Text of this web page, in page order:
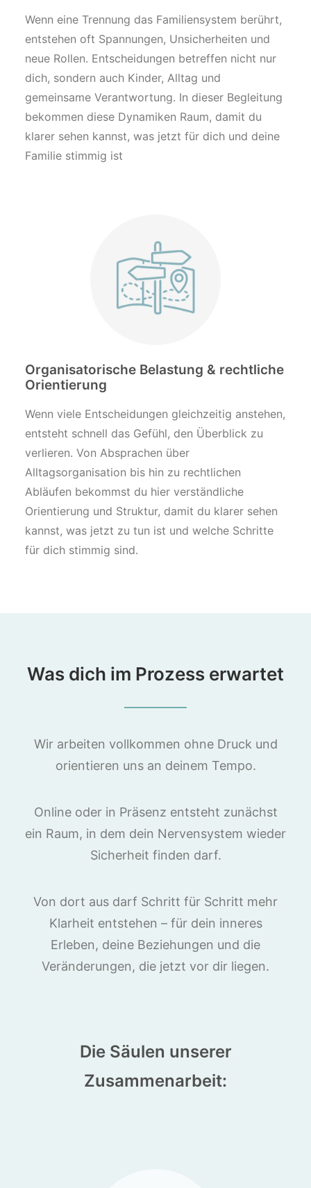
Wenn eine Trennung das Familiensystem berührt,
entstehen oft Spannungen, Unsicherheiten und
neue Rollen. Entscheidungen betreffen nicht nur
dich, sondern auch Kinder, Alltag und
gemeinsame Verantwortung. In dieser Begleitung
bekommen diese Dynamiken Raum, damit du
klarer sehen kannst, was jetzt für dich und deine
Familie stimmig ist
Organisatorische Belastung & rechtliche
Orientierung
Wenn viele Entscheidungen gleichzeitig anstehen,
entsteht schnell das Gefühl, den Überblick zu
verlieren. Von Absprachen über
Alltagsorganisation bis hin zu rechtlichen
Abläufen bekommst du hier verständliche
Orientierung und Struktur, damit du klarer sehen
kannst, was jetzt zu tun ist und welche Schritte
für dich stimmig sind.
Was dich im Prozess erwartet
Wir arbeiten vollkommen ohne Druck und
orientieren uns an deinem Tempo.
Online oder in Präsenz entsteht zunächst
ein Raum, in dem dein Nervensystem wieder
Sicherheit finden darf.
Von dort aus darf Schritt für Schritt mehr
Klarheit entstehen – für dein inneres
Erleben, deine Beziehungen und die
Veränderungen, die jetzt vor dir liegen.
Die Säulen unserer
Zusammenarbeit: